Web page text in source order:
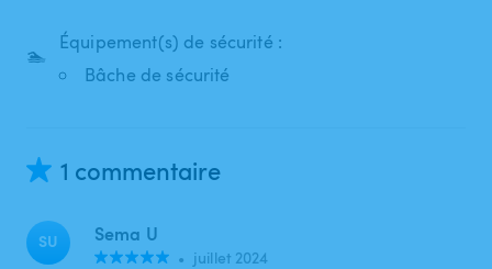
🏊
Équipement(s) de sécurité :
Bâche de sécurité
1 commentaire
SU Sema U
• juillet 2024